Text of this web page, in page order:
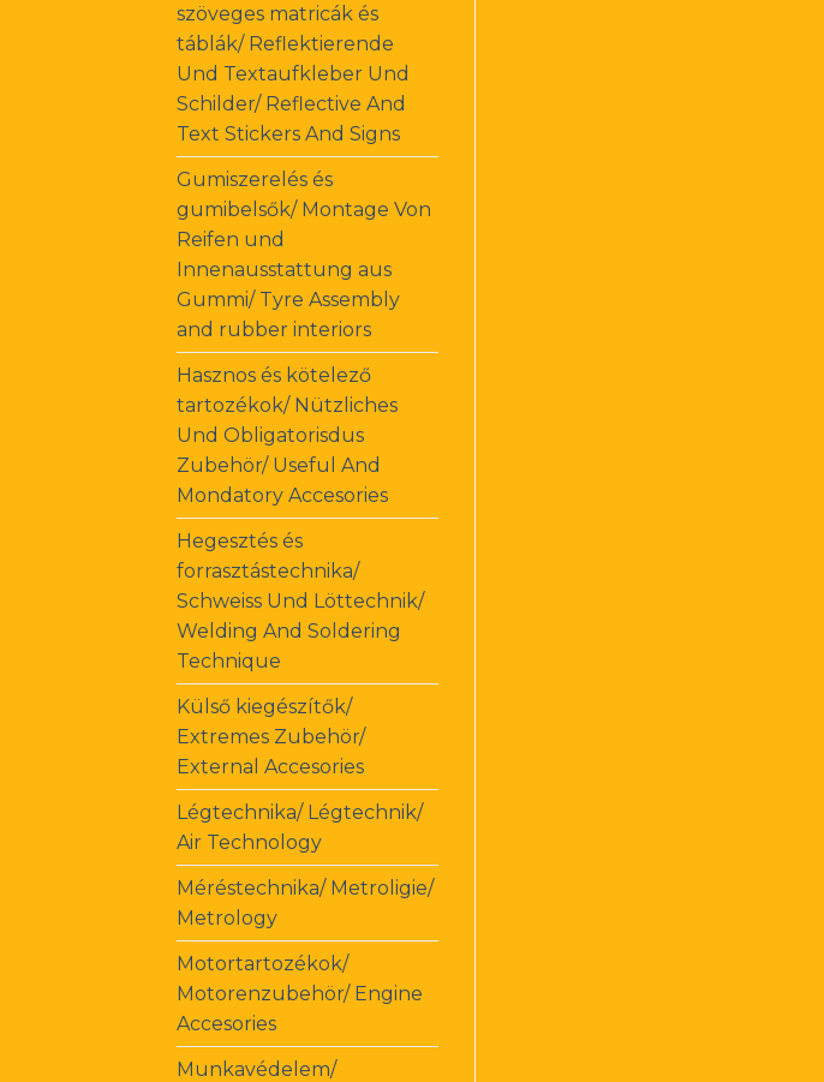
szöveges matricák és
táblák/ Reflektierende
Und Textaufkleber Und
Schilder/ Reflective And
Text Stickers And Signs
Gumiszerelés és
gumibelsők/ Montage Von
Reifen und
Innenausstattung aus
Gummi/ Tyre Assembly
and rubber interiors
Hasznos és kötelező
tartozékok/ Nützliches
Und Obligatorisdus
Zubehör/ Useful And
Mondatory Accesories
Hegesztés és
forrasztástechnika/
Schweiss Und Löttechnik/
Welding And Soldering
Technique
Külső kiegészítők/
Extremes Zubehör/
External Accesories
Légtechnika/ Légtechnik/
Air Technology
Méréstechnika/ Metroligie/
Metrology
Motortartozékok/
Motorenzubehör/ Engine
Accesories
Munkavédelem/